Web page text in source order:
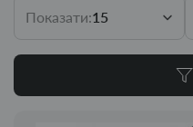
Показати:15